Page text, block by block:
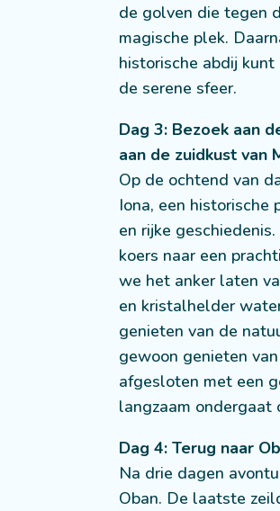
de golven die tegen
magische plek.
historische abdij
de serene sfeer.
Dag 3: Bezoek aan
aan de zuidkust van
Op de ochtend van
Iona, een historische
en rijke
koers naar een
we het anker laten
en kristalhelder
genieten van de
gewoon genieten
afgesloten met een
langzaam ondergaat
Dag 4: Terug naar
Na drie dagen
Oban. De laatste